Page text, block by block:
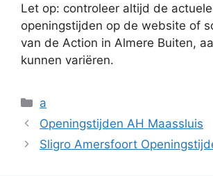
Let op: controleer altijd de actuele
openingstijden op de website of
van de Action in Almere Buiten,
kunnen variëren.
Categorieën
a
Openingstijden AH Maassluis
Sligro Amersfoort